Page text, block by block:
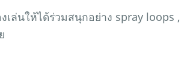
ล่นให้ได้ร่วมสนุกอย่าง spray loops ,